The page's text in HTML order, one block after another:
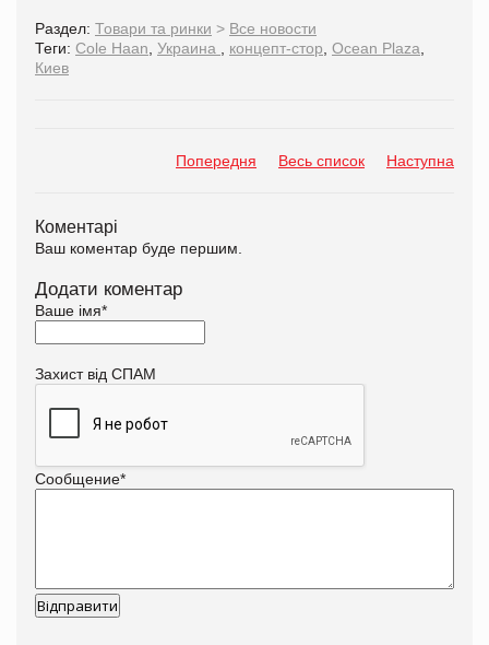
Раздел: Товари та ринки > Все новости
Теги: Cole Haan Украина концепт-стор Ocean Plaza
Киев
Попередня Весь список Наступна
Коментарі
Ваш коментар буде першим.
Додати коментар
Ваше імя*
Захист від СПАМ
Сообщение*